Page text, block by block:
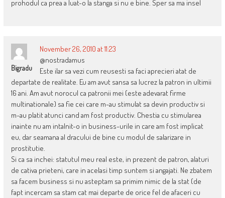
prohodul ca prea a luat-o la stanga si nu e bine. Sper sa ma insel
Bigradu
November 26, 2010 at 11:23
@nostradamus
Este ilar sa vezi cum reusesti sa faci aprecieri atat de
departate de realitate. Eu am avut sansa sa lucrez la patron in ultimii
16 ani. Am avut norocul ca patronii mei (este adevarat firme
multinationale) sa fie cei care m-au stimulat sa devin productiv si
m-au platit atunci cand am fost productiv. Chestia cu stimularea
inainte nu am intalnit-o in business-urile in care am fost implicat
eu, dar seamana al dracului de bine cu modul de salarizare in
prostitutie.
Si ca sa inchei: statutul meu real este, in prezent de patron, alaturi
de cativa prieteni, care in acelasi timp suntem si angajati. Ne zbatem
sa facem business si nu asteptam sa primim nimic de la stat (de
fapt incercam sa stam cat mai departe de orice fel de afaceri cu